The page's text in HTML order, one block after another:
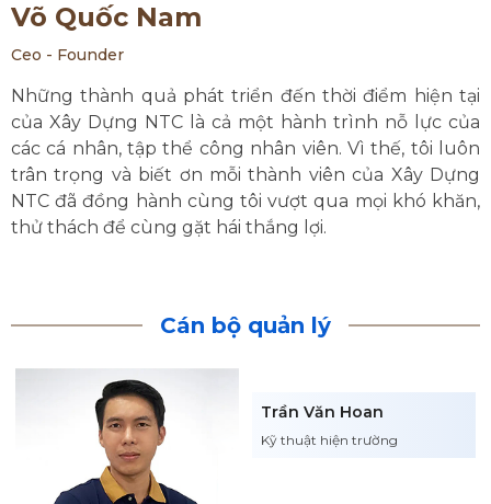
Võ Quốc Nam
Ceo - Founder
Những thành quả phát triển đến thời điểm hiện tại
của Xây Dựng NTC là cả một hành trình nỗ lực của
các cá nhân, tập thể công nhân viên. Vì thế, tôi luôn
trân trọng và biết ơn mỗi thành viên của Xây Dựng
NTC đã đồng hành cùng tôi vượt qua mọi khó khăn,
thử thách để cùng gặt hái thắng lợi.
Cán bộ quản lý
Trần Văn Hoan
Kỹ thuật hiện trường